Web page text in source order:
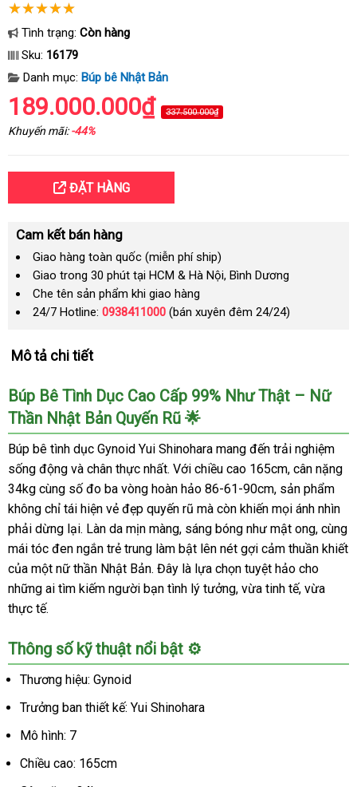
Tình trạng: Còn hàng
Sku: 16179
Danh mục: Búp bê Nhật Bản
189.000.000₫ 337.500.000₫
Khuyến mãi:-44%
ĐẶT HÀNG
Cam kết bán hàng
Giao hàng toàn quốc (miễn phí ship)
Giao trong 30 phút tại HCM & Hà Nội, Bình Dương
Che tên sản phẩm khi giao hàng
24/7 Hotline: 0938411000 (bán xuyên đêm 24/24)
Mô tả chi tiết
Búp Bê Tình Dục Cao Cấp 99% Như Thật – Nữ
Thần Nhật Bản Quyến Rũ 🌟
Búp bê tình dục Gynoid Yui Shinohara mang đến trải nghiệm
sống động và chân thực nhất. Với chiều cao 165cm, cân nặng
34kg cùng số đo ba vòng hoàn hảo 86-61-90cm, sản phẩm
không chỉ tái hiện vẻ đẹp quyến rũ mà còn khiến mọi ánh nhìn
phải dừng lại. Làn da mịn màng, sáng bóng như mật ong, cùng
mái tóc đen ngắn trẻ trung làm bật lên nét gợi cảm thuần khiết
của một nữ thần Nhật Bản. Đây là lựa chọn tuyệt hảo cho
những ai tìm kiếm người bạn tình lý tưởng, vừa tinh tế, vừa
thực tế.
Thông số kỹ thuật nổi bật ⚙️
Thương hiệu: Gynoid
Trưởng ban thiết kế: Yui Shinohara
Mô hình: 7
Chiều cao: 165cm